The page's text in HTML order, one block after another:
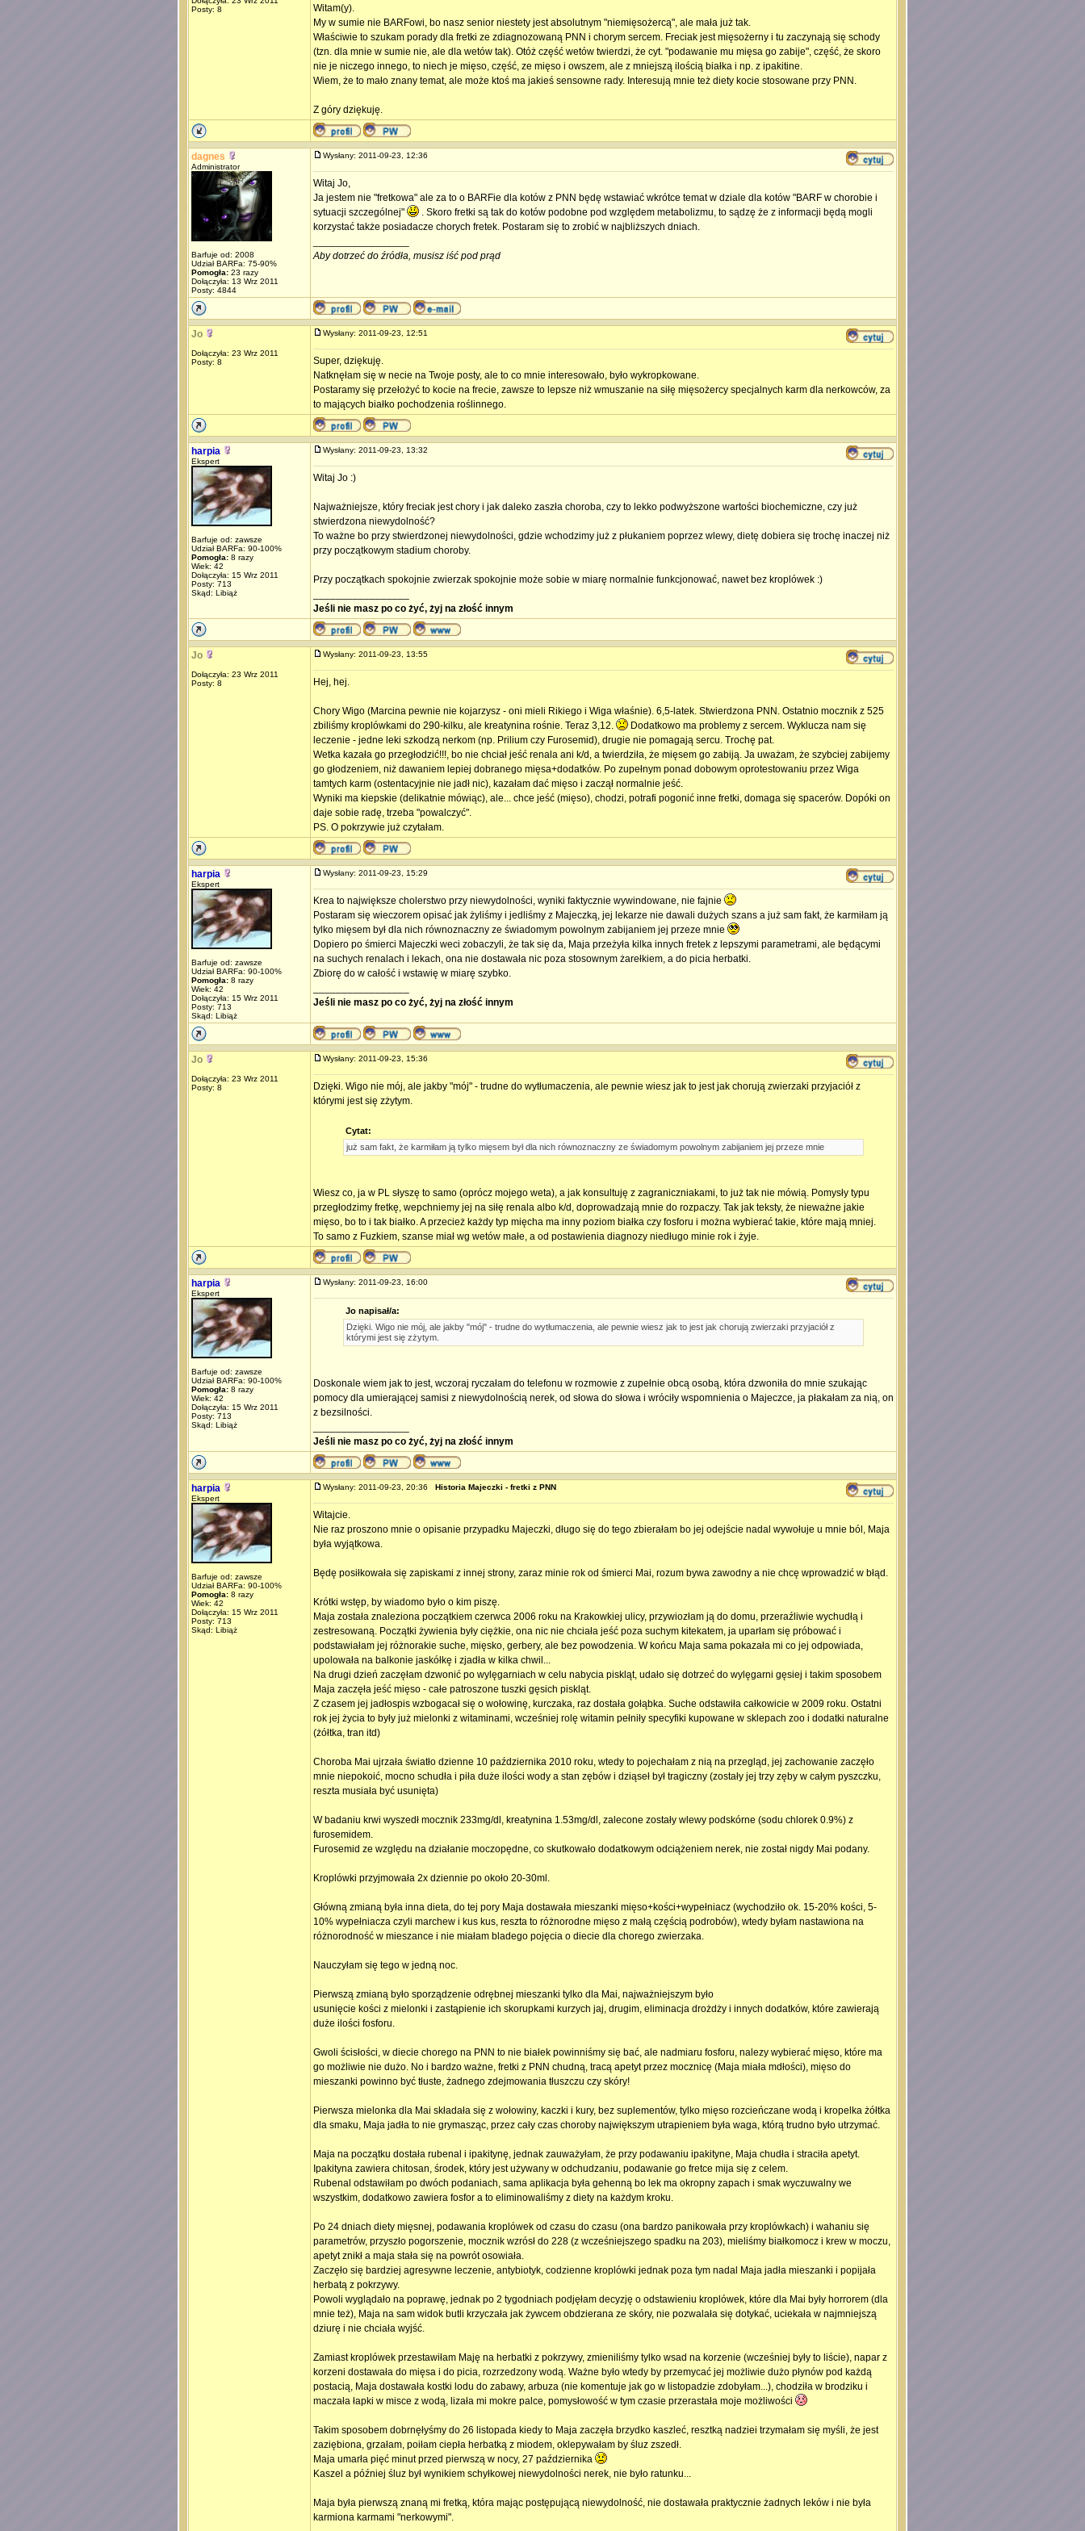
Posty: 8
Witam(y).
My w sumie nie BARFowi, bo nasz senior niestety jest absolutnym "niemięsożercą", ale mała już tak.
Właściwie to szukam porady dla fretki ze zdiagnozowaną PNN i chorym sercem. Freciak jest mięsożerny i tu zaczynają się schody
(tzn. dla mnie w sumie nie, ale dla wetów tak). Otóż część wetów twierdzi, że cyt. "podawanie mu mięsa go zabije", część, że skoro
nie je niczego innego, to niech je mięso, część, ze mięso i owszem, ale z mniejszą ilością białka i np. z ipakitine.
Wiem, że to mało znany temat, ale może ktoś ma jakieś sensowne rady. Interesują mnie też diety kocie stosowane przy PNN.
Z góry dziękuję.
dagnes
Administrator
Barfuje od: 2008
Udział BARFa: 75-90%
Pomogła: 23 razy
Dołączyła: 13 Wrz 2011
Posty: 4844
Wysłany: 2011-09-23, 12:36
Witaj Jo,
Ja jestem nie "fretkowa" ale za to o BARFie dla kotów z PNN będę wstawiać wkrótce temat w dziale dla kotów "BARF w chorobie i
sytuacji szczególnej"
. Skoro fretki są tak do kotów podobne pod względem metabolizmu, to sądzę że z informacji będą mogli
korzystać także posiadacze chorych fretek. Postaram się to zrobić w najbliższych dniach.
Aby dotrzeć do źródła, musisz iść pod prąd
Jo
Dołączyła: 23 Wrz 2011
Posty: 8
Wysłany: 2011-09-23, 12:51
Super, dziękuję.
Natknęłam się w necie na Twoje posty, ale to co mnie interesowało, było wykropkowane.
Postaramy się przełożyć to kocie na frecie, zawsze to lepsze niż wmuszanie na siłę mięsożercy specjalnych karm dla nerkowców, za
to mających białko pochodzenia roślinnego.
harpia
Ekspert
Barfuje od: zawsze
Udział BARFa: 90-100%
Pomogła: 8 razy
Wiek: 42
Dołączyła: 15 Wrz 2011
Posty: 713
Skąd: Libiąż
Wysłany: 2011-09-23, 13:32
Witaj Jo :)
Najważniejsze, który freciak jest chory i jak daleko zaszła choroba, czy to lekko podwyższone wartości biochemiczne, czy już
stwierdzona niewydolność?
To ważne bo przy stwierdzonej niewydolności, gdzie wchodzimy już z płukaniem poprzez wlewy, dietę dobiera się trochę inaczej niż
przy początkowym stadium choroby.
Przy początkach spokojnie zwierzak spokojnie może sobie w miarę normalnie funkcjonować, nawet bez kroplówek :)
Jeśli nie masz po co żyć, żyj na złość innym
Jo
Dołączyła: 23 Wrz 2011
Posty: 8
Wysłany: 2011-09-23, 13:55
Hej, hej.
Chory Wigo (Marcina pewnie nie kojarzysz - oni mieli Rikiego i Wiga właśnie). 6,5-latek. Stwierdzona PNN. Ostatnio mocznik z 525
zbiliśmy kroplówkami do 290-kilku, ale kreatynina rośnie. Teraz 3,12.
Dodatkowo ma problemy z sercem. Wyklucza nam się
leczenie - jedne leki szkodzą nerkom (np. Prilium czy Furosemid), drugie nie pomagają sercu. Trochę pat.
Wetka kazała go przegłodzić!!!, bo nie chciał jeść renala ani k/d, a twierdziła, że mięsem go zabiją. Ja uważam, że szybciej zabijemy
go głodzeniem, niż dawaniem lepiej dobranego mięsa+dodatków. Po zupełnym ponad dobowym oprotestowaniu przez Wiga
tamtych karm (ostentacyjnie nie jadł nic), kazałam dać mięso i zaczął normalnie jeść.
Wyniki ma kiepskie (delikatnie mówiąc), ale... chce jeść (mięso), chodzi, potrafi pogonić inne fretki, domaga się spacerów. Dopóki on
daje sobie radę, trzeba "powalczyć".
PS. O pokrzywie już czytałam.
harpia
Ekspert
Barfuje od: zawsze
Udział BARFa: 90-100%
Pomogła: 8 razy
Wiek: 42
Dołączyła: 15 Wrz 2011
Posty: 713
Skąd: Libiąż
Wysłany: 2011-09-23, 15:29
Krea to największe cholerstwo przy niewydolności, wyniki faktycznie wywindowane, nie fajnie
Postaram się wieczorem opisać jak żyliśmy i jedliśmy z Majeczką, jej lekarze nie dawali dużych szans a już sam fakt, że karmiłam ją
tylko mięsem był dla nich równoznaczny ze świadomym powolnym zabijaniem jej przeze mnie
Dopiero po śmierci Majeczki weci zobaczyli, że tak się da, Maja przeżyła kilka innych fretek z lepszymi parametrami, ale będącymi
na suchych renalach i lekach, ona nie dostawała nic poza stosownym żarełkiem, a do picia herbatki.
Zbiorę do w całość i wstawię w miarę szybko.
Jeśli nie masz po co żyć, żyj na złość innym
Jo
Dołączyła: 23 Wrz 2011
Posty: 8
Wysłany: 2011-09-23, 15:36
Dzięki. Wigo nie mój, ale jakby "mój" - trudne do wytłumaczenia, ale pewnie wiesz jak to jest jak chorują zwierzaki przyjaciół z
którymi jest się zżytym.
Cytat:
już sam fakt, że karmiłam ją tylko mięsem był dla nich równoznaczny ze świadomym powolnym zabijaniem jej przeze mnie
Wiesz co, ja w PL słyszę to samo (oprócz mojego weta), a jak konsultuję z zagraniczniakami, to już tak nie mówią. Pomysły typu
przegłodzimy fretkę, wepchniemy jej na siłę renala albo k/d, doprowadzają mnie do rozpaczy. Tak jak teksty, że nieważne jakie
mięso, bo to i tak białko. A przecież każdy typ mięcha ma inny poziom białka czy fosforu i można wybierać takie, które mają mniej.
To samo z Fuzkiem, szanse miał wg wetów małe, a od postawienia diagnozy niedługo minie rok i żyje.
harpia
Ekspert
Barfuje od: zawsze
Udział BARFa: 90-100%
Pomogła: 8 razy
Wiek: 42
Dołączyła: 15 Wrz 2011
Posty: 713
Skąd: Libiąż
Wysłany: 2011-09-23, 16:00
Jo napisał/a:
Dzięki. Wigo nie mój, ale jakby "mój" - trudne do wytłumaczenia, ale pewnie wiesz jak to jest jak chorują zwierzaki przyjaciół z
którymi jest się zżytym.
Doskonale wiem jak to jest, wczoraj ryczałam do telefonu w rozmowie z zupełnie obcą osobą, która dzwoniła do mnie szukając
pomocy dla umierającej samisi z niewydolnością nerek, od słowa do słowa i wróciły wspomnienia o Majeczce, ja płakałam za nią, on
z bezsilności.
Jeśli nie masz po co żyć, żyj na złość innym
harpia
Ekspert
Barfuje od: zawsze
Udział BARFa: 90-100%
Pomogła: 8 razy
Wiek: 42
Dołączyła: 15 Wrz 2011
Posty: 713
Skąd: Libiąż
Wysłany: 2011-09-23, 20:36 Historia Majeczki - fretki z PNN
Witajcie.
Nie raz proszono mnie o opisanie przypadku Majeczki, długo się do tego zbierałam bo jej odejście nadal wywołuje u mnie ból, Maja
była wyjątkowa.
Będę posiłkowała się zapiskami z innej strony, zaraz minie rok od śmierci Mai, rozum bywa zawodny a nie chcę wprowadzić w błąd.
Krótki wstęp, by wiadomo było o kim piszę.
Maja została znaleziona początkiem czerwca 2006 roku na Krakowkiej ulicy, przywiozłam ją do domu, przeraźliwie wychudłą i
zestresowaną. Początki żywienia były ciężkie, ona nic nie chciała jeść poza suchym kitekatem, ja uparłam się próbować i
podstawiałam jej różnorakie suche, mięsko, gerbery, ale bez powodzenia. W końcu Maja sama pokazała mi co jej odpowiada,
upolowała na balkonie jaskółkę i zjadła w kilka chwil...
Na drugi dzień zaczęłam dzwonić po wylęgarniach w celu nabycia piskląt, udało się dotrzeć do wylęgarni gęsiej i takim sposobem
Maja zaczęła jeść mięso - całe patroszone tuszki gęsich piskląt.
Z czasem jej jadłospis wzbogacał się o wołowinę, kurczaka, raz dostała gołąbka. Suche odstawiła całkowicie w 2009 roku. Ostatni
rok jej życia to były już mielonki z witaminami, wcześniej rolę witamin pełniły specyfiki kupowane w sklepach zoo i dodatki naturalne
(żółtka, tran itd)
Choroba Mai ujrzała światło dzienne 10 października 2010 roku, wtedy to pojechałam z nią na przegląd, jej zachowanie zaczęło
mnie niepokoić, mocno schudła i piła duże ilości wody a stan zębów i dziąseł był tragiczny (zostały jej trzy zęby w całym pyszczku,
reszta musiała być usunięta)
W badaniu krwi wyszedł mocznik 233mg/dl, kreatynina 1.53mg/dl, zalecone zostały wlewy podskórne (sodu chlorek 0.9%) z
furosemidem.
Furosemid ze względu na działanie moczopędne, co skutkowało dodatkowym odciążeniem nerek, nie został nigdy Mai podany.
Kroplówki przyjmowała 2x dziennie po około 20-30ml.
Główną zmianą była inna dieta, do tej pory Maja dostawała mieszanki mięso+kości+wypełniacz (wychodziło ok. 15-20% kości, 5-
10% wypełniacza czyli marchew i kus kus, reszta to różnorodne mięso z małą częścią podrobów), wtedy byłam nastawiona na
różnorodność w mieszance i nie miałam bladego pojęcia o diecie dla chorego zwierzaka.
Nauczyłam się tego w jedną noc.
Pierwszą zmianą było sporządzenie odrębnej mieszanki tylko dla Mai, najważniejszym było
usunięcie kości z mielonki i zastąpienie ich skorupkami kurzych jaj, drugim, eliminacja drożdży i innych dodatków, które zawierają
duże ilości fosforu.
Gwoli ścisłości, w diecie chorego na PNN to nie białek powinniśmy się bać, ale nadmiaru fosforu, nalezy wybierać mięso, które ma
go możliwie nie dużo. No i bardzo ważne, fretki z PNN chudną, tracą apetyt przez mocznicę (Maja miała mdłości), mięso do
mieszanki powinno być tłuste, żadnego zdejmowania tłuszczu czy skóry!
Pierwsza mielonka dla Mai składała się z wołowiny, kaczki i kury, bez suplementów, tylko mięso rozcieńczane wodą i kropelka żółtka
dla smaku, Maja jadła to nie grymasząc, przez cały czas choroby największym utrapieniem była waga, którą trudno było utrzymać.
Maja na początku dostała rubenal i ipakitynę, jednak zauważyłam, że przy podawaniu ipakityne, Maja chudła i straciła apetyt.
Ipakityna zawiera chitosan, środek, który jest używany w odchudzaniu, podawanie go fretce mija się z celem.
Rubenal odstawiłam po dwóch podaniach, sama aplikacja była gehenną bo lek ma okropny zapach i smak wyczuwalny we
wszystkim, dodatkowo zawiera fosfor a to eliminowaliśmy z diety na każdym kroku.
Po 24 dniach diety mięsnej, podawania kroplówek od czasu do czasu (ona bardzo panikowała przy kroplówkach) i wahaniu się
parametrów, przyszło pogorszenie, mocznik wzrósł do 228 (z wcześniejszego spadku na 203), mieliśmy białkomocz i krew w moczu,
apetyt znikł a maja stała się na powrót osowiała.
Zaczęło się bardziej agresywne leczenie, antybiotyk, codzienne kroplówki jednak poza tym nadal Maja jadła mieszanki i popijała
herbatą z pokrzywy.
Powoli wyglądało na poprawę, jednak po 2 tygodniach podjęłam decyzję o odstawieniu kroplówek, które dla Mai były horrorem (dla
mnie też), Maja na sam widok butli krzyczała jak żywcem obdzierana ze skóry, nie pozwalała się dotykać, uciekała w najmniejszą
dziurę i nie chciała wyjść.
Zamiast kroplówek przestawiłam Maję na herbatki z pokrzywy, zmieniliśmy tylko wsad na korzenie (wcześniej były to liście), napar z
korzeni dostawała do mięsa i do picia, rozrzedzony wodą. Ważne było wtedy by przemycać jej możliwie dużo płynów pod każdą
postacią, Maja dostawała kostki lodu do zabawy, arbuza (nie komentuje jak go w listopadzie zdobyłam...), chodziła w brodziku i
maczała łapki w misce z wodą, lizała mi mokre palce, pomysłowość w tym czasie przerastała moje możliwości
Takim sposobem dobrnęłyśmy do 26 listopada kiedy to Maja zaczęła brzydko kaszleć, resztką nadziei trzymałam się myśli, że jest
zaziębiona, grzałam, poiłam ciepła herbatką z miodem, oklepywałam by śluz zszedł.
Maja umarła pięć minut przed pierwszą w nocy, 27 października
Kaszel a później śluz był wynikiem schyłkowej niewydolności nerek, nie było ratunku...
Maja była pierwszą znaną mi fretką, która mając postępującą niewydolność, nie dostawała praktycznie żadnych leków i nie była
karmiona karmami "nerkowymi".